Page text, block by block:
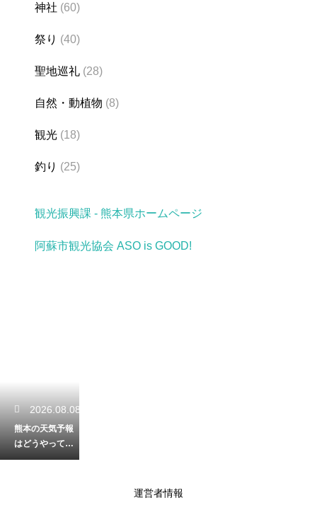
神社 (60)
祭り (40)
聖地巡礼 (28)
自然・動植物 (8)
観光 (18)
釣り (25)
観光振興課 - 熊本県ホームページ
阿蘇市観光協会 ASO is GOOD!
2026.08.08
熊本の天気予報
はどうやって作
られる？気象デ
運営者情報